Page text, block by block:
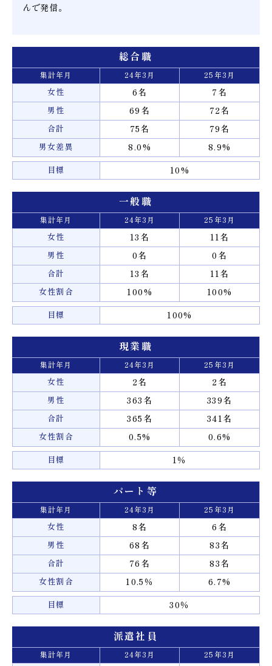
んで発信。
総合職
集計年月 24年3月 25年3月
女性 6名 7名
男性 69名 72名
合計 75名 79名
男女差異 8.0% 8.9%
目標 10%
一般職
集計年月 24年3月 25年3月
女性 13名 11名
男性 0名 0名
合計 13名 11名
女性割合 100% 100%
目標 100%
現業職
集計年月 24年3月 25年3月
女性 2名 2名
男性 363名 339名
合計 365名 341名
女性割合 0.5% 0.6%
目標 1％
パート等
集計年月 24年3月 25年3月
女性 8名 6名
男性 68名 83名
合計 76名 83名
女性割合 10.5％ 6.7%
目標 30％
派遣社員
集計年月 24年3月 25年3月